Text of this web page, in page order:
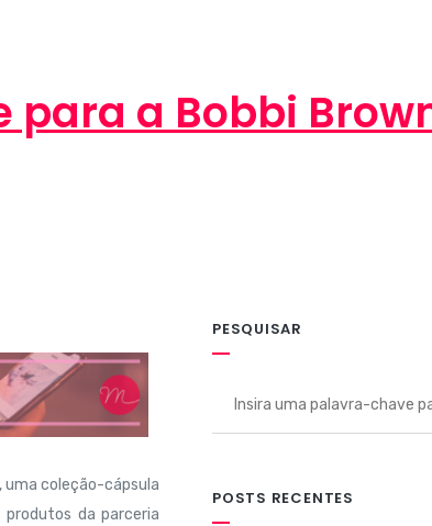
para a Bobbi
uma coleção-cápsula
da parceria
PESQUISAR
POSTS RECENTES